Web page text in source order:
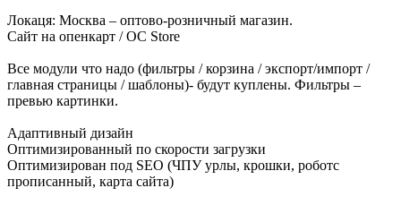
Локаця: Москва – оптово-розничный магазин.
Сайт на опенкарт / OC Store
Все модули что надо (фильтры / корзина / экспорт/импорт /
главная страницы / шаблоны)- будут куплены. Фильтры –
превью картинки.
Адаптивный дизайн
Оптимизированный по скорости загрузки
Оптимизирован под SEO (ЧПУ урлы, крошки, роботс
прописанный, карта сайта)